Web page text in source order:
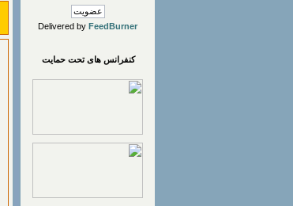
Delivered by FeedBurner
کنفرانس های تحت حمایت